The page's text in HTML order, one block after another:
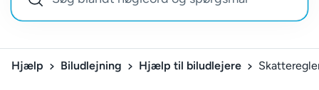
Hjælp Biludlejning Hjælp til biludlejere